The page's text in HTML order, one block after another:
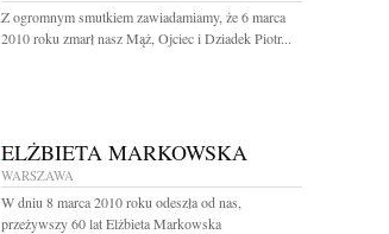
Z ogromnym smutkiem zawiadamiamy, że 6 marca
2010 roku zmarł nasz Mąż, Ojciec i Dziadek Piotr...
ELŻBIETA MARKOWSKA
WARSZAWA
W dniu 8 marca 2010 roku odeszła od nas,
przeżywszy 60 lat Elżbieta Markowska